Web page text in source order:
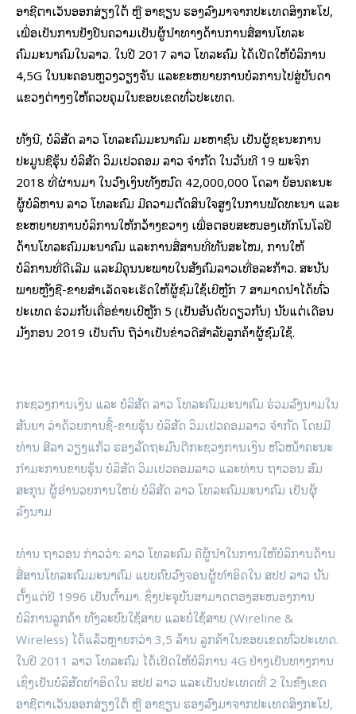
ອາຊີຕາເວັນອອກສ່ຽງໃຕ້ ຫຼື ອາຊຽນ ຮອງລົງມາຈາກປະເທດສິງກະໂປ,
ເພື່ອເປັນການຢັ້ງຢືນຄວາມເປັນຜູ້ນໍາທາງດ້ານການສື່ສານໂທລະ
ຄົມມະນາຄົມໃນລາວ. ໃນປີ 2017 ລາວ ໂທລະຄົມ ໄດ້ເປີດໃຫ້ບໍລິການ
4,5G ໃນນະຄອນຫຼວງວຽງຈັນ ແລະຂະຫຍາຍການບໍລການໄປສູ່ບັນດາ
ແຂວງຕ່າງໆໃຫ້ຄວບຄຸມໃນຂອບເຂດທົ່ວປະເທດ.
ທັ້ງນີ້, ບໍລິສັດ ລາວ ໂທລະຄົມມະນາຄົມ ມະຫາຊົນ ເປັນຜູ້ຊະນະການ
ປະມູນຊື້ຮຸ້ນ ບໍລິສັດ ວິມເປວຄອມ ລາວ ຈໍາກັດ ໃນວັນທີ 19 ພະຈິກ
2018 ທີ່ຜ່ານມາ ໃນວົງເງິນທັງໝົດ 42,000,000 ໂດລາ ຍ້ອນຄະນະ
ຜູ້ບໍລິຫານ ລາວ ໂທລະຄົມ ມີຄວາມຕັດສິນໃຈສູງໃນການພັດທະນາ ແລະ
ຂະຫຍາຍການບໍລິການໃຫ້ກວ້າງຂວາງ ເພື່ອຕອບສະໜອງເທັກໂນໂລຢີ
ດ້ານໂທລະຄົມມະນາຄົມ ແລະການສື່ສານທີ່ທັນສະໄໝ, ການໃຫ້
ບໍລິການທີ່ດີເລີມ ແລະມີຄຸນນະພາບໃນສັງຄົມລາວເທື່ອລະກ້າວ. ສະນັ້ນ
ພາຍຫຼັງຊື້-ຂາຍສໍາເລັດຈະເຮັດໃຫ້ຜູ້ຊົມໃຊ້ເບີຫຼັກ 7 ສາມາດນໍາໄດ້ທົ່ວ
ປະເທດ ຮ່ວມກັບເຄື່ອຂ່າຍເບີຫຼັກ 5 (ເປັນອັນດັບດຽວກັນ) ນັບແຕ່ເດືອນ
ມັງກອນ 2019 ເປັນຕົ້ນ ຖືວ່າເປັນຂ່າວດີສໍາລັບລູກຄ້າຜູ້ຊົມໃຊ້.
ກະຊວງການເງິນ ແລະ ບໍລິສັດ ລາວ ໂທລະຄົມມະນາຄົມ ຮ່ວມລົງນາມໃນ
ສັນຍາ ວ່າດ້ວຍການຊື້-ຂາຍຮຸ້ນ ບໍລິສັດ ວິມເປວຄອມລາວ ຈໍາກັດ ໂດຍມີ
ທ່ານ ສີລາ ວຽງແກ້ວ ຮອງລັດຖະມົນຕີກະຊວງການເງິນ ຫົວໜ້າຄະນະ
ກຳມະການຂາຍຮຸ້ນ ບໍລິສັດ ວິມເປວຄອມລາວ ແລະທ່ານ ຖາວອນ ສົມ
ສະກຸນ ຜູ້ອໍານວຍການໃຫຍ່ ບໍລິສັດ ລາວ ໂທລະຄົມມະນາຄົມ ເປັນຜຸ້
ລົງນາມ
ທ່ານ ຖາວອນ ກ່າວວ່າ: ລາວ ໂທລະຄົມ ຄືຜູ້ນໍາໃນການໃຫ້ບໍລິການດ້ານ
ສື່ສານໂທລະຄົມມະນາຄົມ ແບບຄົບວົງຈອນຜູ້ທໍາອິດໃນ ສປປ ລາວ ນັນ
ຕັ້ງແຕ່ປີ 1996 ເປັນຕົ້າມາ. ຊຶ່ງປະຈຸບັນສາມາດຕອງສະໜອງການ
ບໍລິການລູກຄ້າ ທັງລະບົບໃຊ້ສາຍ ແລະບໍ່ໃຊ້ສາຍ (Wireline &
Wireless) ໄດ້ແລ້ວຫຼາຍກວ່າ 3,5 ລ້ານ ລູກຄ້າໃນຂອບເຂດທົ່ວປະເທດ.
ໃນປີ 2011 ລາວ ໂທລະຄົມ ໄດ້ເປີດໃຫ້ບໍລິການ 4G ຢ່າງເປັນທາງການ
ເຊິ່ງເປັນບໍລິສັດທໍາອິດໃນ ສປປ ລາວ ແລະເປັນປະເທດທີ່ 2 ໃນຂົງເຂດ
ອາຊີຕາເວັນອອກສ່ຽງໃຕ້ ຫຼື ອາຊຽນ ຮອງລົງມາຈາກປະເທດສິງກະໂປ,